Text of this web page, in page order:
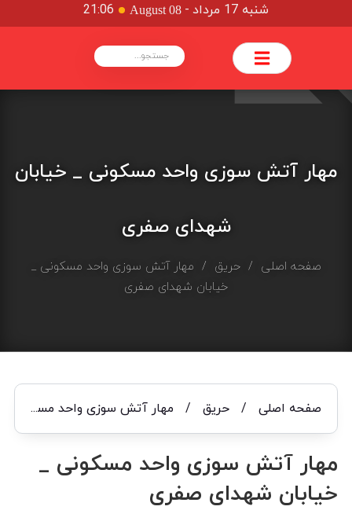
شنبه 17 مرداد -
August 08
21:06
مهار آتش سوزی واحد مسکونی _ خیابان
شهدای صفری
صفحه اصلی /حریق / مهار آتش سوزی واحد مسکونی _
خیابان شهدای صفری
صفحه اصلی/ حریق/ مهار آتش سوزی واحد مسکونی _ خیابان شهدای صفری
مهار آتش سوزی واحد مسکونی _
خیابان شهدای صفری